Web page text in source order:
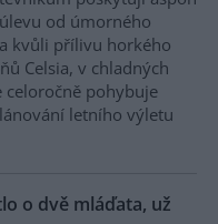
od úmorného
kvůli přílivu horkého
Celsia, v chladných
celoročně pohybuje
letního výletu
o dvě mláďata, už